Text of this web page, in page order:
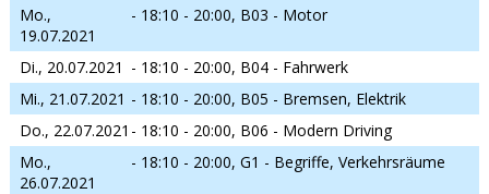
Mo.,
19.07.2021
- 18:10 - 20:00, B03 - Motor
Di., 20.07.2021 - 18:10 - 20:00, B04 - Fahrwerk
Mi., 21.07.2021 - 18:10 - 20:00, B05 - Bremsen, Elektrik
Do., 22.07.2021 - 18:10 - 20:00, B06 - Modern Driving
Mo.,
26.07.2021
- 18:10 - 20:00, G1 - Begriffe, Verkehrsräume